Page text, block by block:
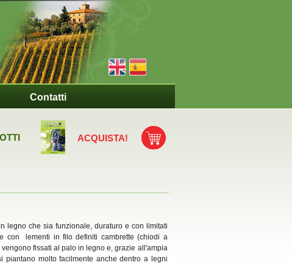
Contatti
ACQUISTA!
legno che sia funzionale, duraturo e con limitati
con lementi in filo definiti cambrette (chiodi a
fissati al palo in legno e, grazie all'ampia
piantano molto facilmente anche dentro a legni